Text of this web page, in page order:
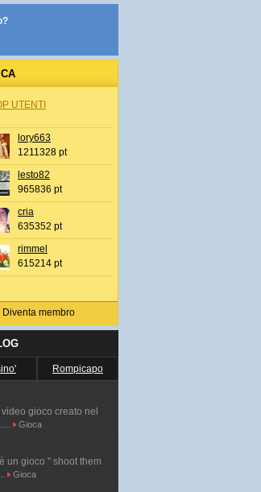
UTENTI
lory663
1211328 pt
lesto82
965836 pt
cria
635352 pt
rimmel
615214 pt
Diventa membro
Rompicapo
gioco creato nel
Gioca
un gioco " shoot them
Gioca